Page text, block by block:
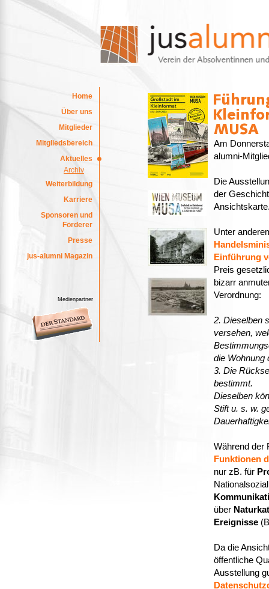
Home
Über uns
Mitglieder
Mitgliedsbereich
Aktuelles
Archiv
Weiterbildung
Karriere
Sponsoren und
Förderer
Presse
jus-alumni Magazin
Medienpartner
Am
alumni-
Die
der
Unter
Einführung
Preis
bizarr
Verordnung:
2. Dieselben
versehen,
die Wohnung
3. Die
bestimmt.
Dieselben
Stift u. s. w.
Während der
Funktionen
nur zB. für
über
Ereignisse
Da die
öffentliche
Ausstellung